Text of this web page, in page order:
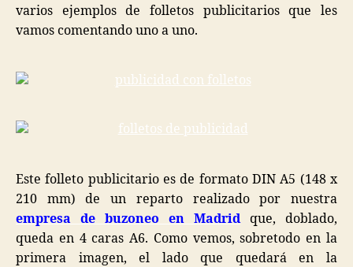
varios ejemplos de folletos publicitarios que les
vamos comentando uno a uno.
Este folleto publicitario es de formato DIN A5 (148 x
210 mm) de un reparto realizado por nuestra
empresa de buzoneo en Madridque, doblado,
queda en 4 caras A6. Como vemos, sobretodo en la
primera imagen, el lado que quedará en la